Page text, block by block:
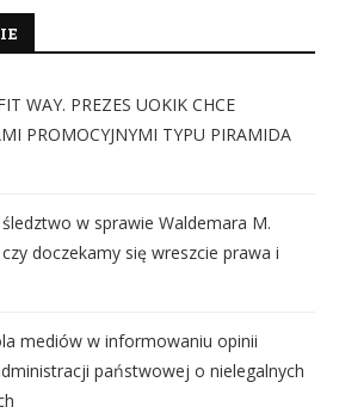
WAY. PREZES UOKIK CHCE
PROMOCYJNYMI TYPU PIRAMIDA
w sprawie Waldemara M.
doczekamy się wreszcie prawa i
mediów w informowaniu opinii
państwowej o nielegalnych